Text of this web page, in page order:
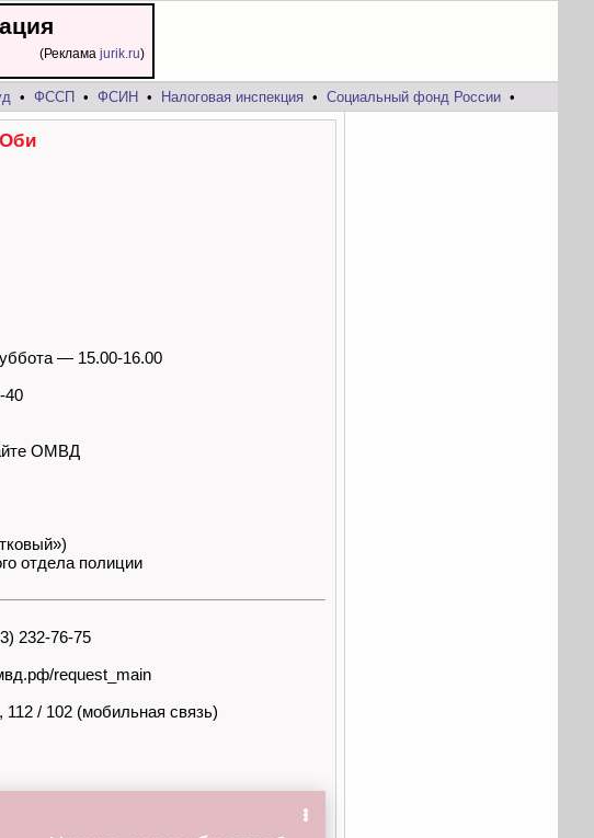
(Реклама jurik.ru)
• ФССП • ФСИН • Налоговая инспекция • Социальный фонд России •
— 15.00-16.00
40
ОМВД
отдела полиции
232-76-75
request_main
112 / 102 (мобильная связь)